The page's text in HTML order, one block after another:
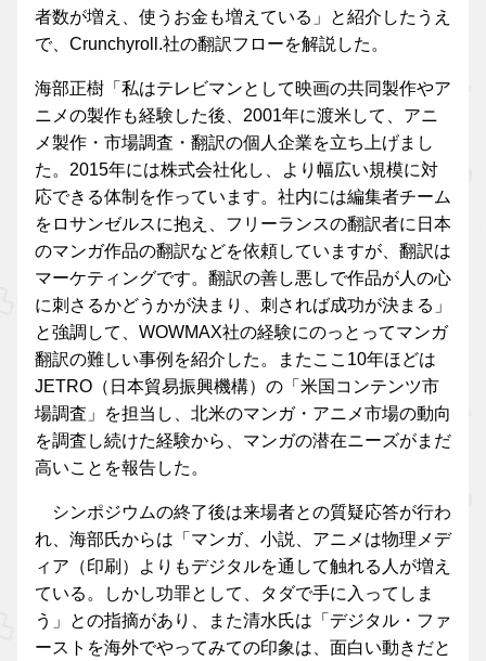
者数が増え、使うお金も増えている」と紹介したうえ
で、Crunchyroll.社の翻訳フローを解説した。
海部正樹「私はテレビマンとして映画の共同製作やア
ニメの製作も経験した後、2001年に渡米して、アニ
メ製作・市場調査・翻訳の個人企業を立ち上げまし
た。2015年には株式会社化し、より幅広い規模に対
応できる体制を作っています。社内には編集者チーム
をロサンゼルスに抱え、フリーランスの翻訳者に日本
のマンガ作品の翻訳などを依頼していますが、翻訳は
マーケティングです。翻訳の善し悪しで作品が人の心
に刺さるかどうかが決まり、刺されば成功が決まる」
と強調して、WOWMAX社の経験にのっとってマンガ
翻訳の難しい事例を紹介した。またここ10年ほどは
JETRO（日本貿易振興機構）の「米国コンテンツ市
場調査」を担当し、北米のマンガ・アニメ市場の動向
を調査し続けた経験から、マンガの潜在ニーズがまだ
高いことを報告した。
シンポジウムの終了後は来場者との質疑応答が行わ
れ、海部氏からは「マンガ、小説、アニメは物理メデ
ィア（印刷）よりもデジタルを通して触れる人が増え
ている。しかし功罪として、タダで手に入ってしま
う」との指摘があり、また清水氏は「デジタル・ファ
ーストを海外でやってみての印象は、面白い動きだと